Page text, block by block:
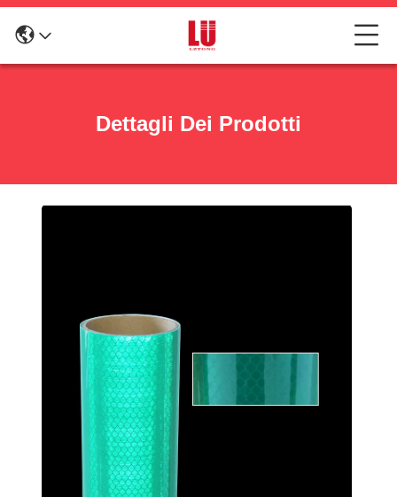
Dettagli Dei Prodotti